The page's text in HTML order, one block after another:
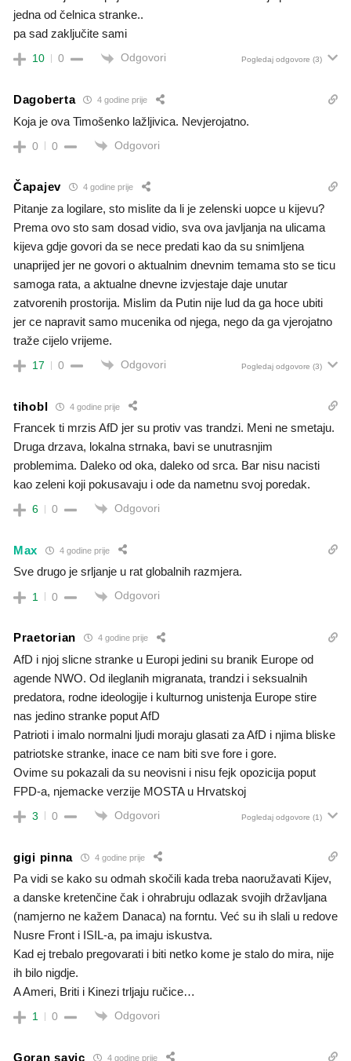
jedna od čelnica stranke..
pa sad zaključite sami
10 0 Odgovori Pogledaj odgovore (3)
Dagoberta 4 godine prije
Koja je ova Timošenko lažljivica. Nevjerojatno.
0 0 Odgovori
Čapajev 4 godine prije
Pitanje za logilare, sto mislite da li je zelenski uopce u kijevu?
Prema ovo sto sam dosad vidio, sva ova javljanja na ulicama
kijeva gdje govori da se nece predati kao da su snimljena
unaprijed jer ne govori o aktualnim dnevnim temama sto se ticu
samoga rata, a aktualne dnevne izvjestaje daje unutar
zatvorenih prostorija. Mislim da Putin nije lud da ga hoce ubiti
jer ce napravit samo mucenika od njega, nego da ga vjerojatno
traže cijelo vrijeme.
17 0 Odgovori Pogledaj odgovore (3)
tihobl 4 godine prije
Francek ti mrzis AfD jer su protiv vas trandzi. Meni ne smetaju.
Druga drzava, lokalna strnaka, bavi se unutrasnjim
problemima. Daleko od oka, daleko od srca. Bar nisu nacisti
kao zeleni koji pokusavaju i ode da nametnu svoj poredak.
6 0 Odgovori
Max 4 godine prije
Sve drugo je srljanje u rat globalnih razmjera.
1 0 Odgovori
Praetorian 4 godine prije
AfD i njoj slicne stranke u Europi jedini su branik Europe od
agende NWO. Od ileglanih migranata, trandzi i seksualnih
predatora, rodne ideologije i kulturnog unistenja Europe stire
nas jedino stranke poput AfD
Patrioti i imalo normalni ljudi moraju glasati za AfD i njima bliske
patriotske stranke, inace ce nam biti sve fore i gore.
Ovime su pokazali da su neovisni i nisu fejk opozicija poput
FPD-a, njemacke verzije MOSTA u Hrvatskoj
3 0 Odgovori Pogledaj odgovore (1)
gigi pinna 4 godine prije
Pa vidi se kako su odmah skočili kada treba naoružavati Kijev,
a danske kretenčine čak i ohrabruju odlazak svojih državljana
(namjerno ne kažem Danaca) na forntu. Već su ih slali u redove
Nusre Front i ISIL-a, pa imaju iskustva.
Kad ej trebalo pregovarati i biti netko kome je stalo do mira, nije
ih bilo nigdje.
A Ameri, Briti i Kinezi trljaju ručice…
1 0 Odgovori
Goran savic 4 godine prije